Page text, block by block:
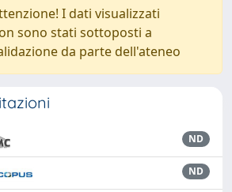
I dati visualizzati
sono stati sottoposti a
da parte dell'ateneo
ND
ND